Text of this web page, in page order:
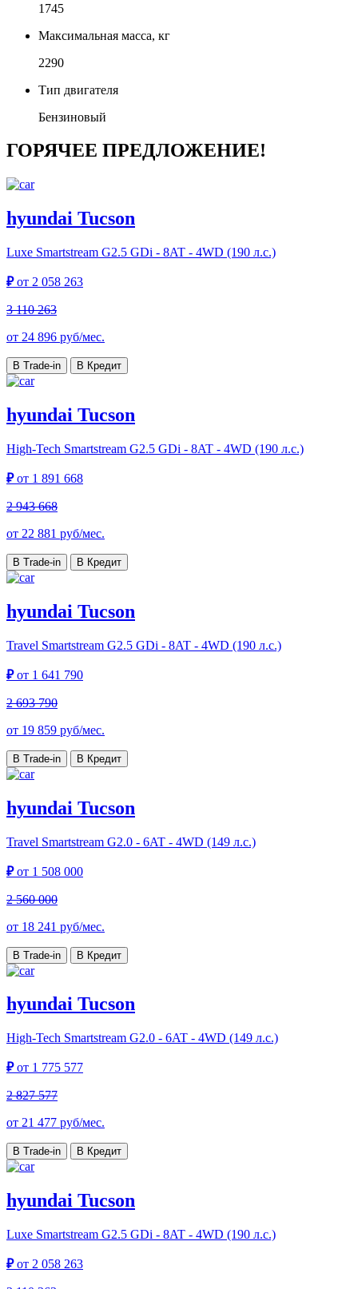
1745
Максимальная масса, кг
2290
Тип двигателя
Бензиновый
ГОРЯЧЕЕ ПРЕДЛОЖЕНИЕ!
hyundai Tucson
Luxe Smartstream G2.5 GDi - 8AT - 4WD (190 л.с.)
₽от 2 058 263
3 110 263
от 24 896 руб/мес.
В Trade-in В Кредит
hyundai Tucson
High-Tech Smartstream G2.5 GDi - 8AT - 4WD (190 л.с.)
₽от 1 891 668
2 943 668
от 22 881 руб/мес.
В Trade-in В Кредит
hyundai Tucson
Travel Smartstream G2.5 GDi - 8AT - 4WD (190 л.с.)
₽от 1 641 790
2 693 790
от 19 859 руб/мес.
В Trade-in В Кредит
hyundai Tucson
Travel Smartstream G2.0 - 6AT - 4WD (149 л.с.)
₽от 1 508 000
2 560 000
от 18 241 руб/мес.
В Trade-in В Кредит
hyundai Tucson
High-Tech Smartstream G2.0 - 6AT - 4WD (149 л.с.)
₽от 1 775 577
2 827 577
от 21 477 руб/мес.
В Trade-in В Кредит
hyundai Tucson
Luxe Smartstream G2.5 GDi - 8AT - 4WD (190 л.с.)
₽от 2 058 263